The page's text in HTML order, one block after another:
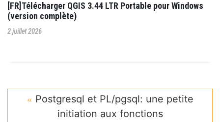
[FR]Télécharger QGIS 3.44 LTR Portable pour Windows
(version complète)
2 juillet 2026
Postgresql et PL/pgsql: une petite
initiation aux fonctions